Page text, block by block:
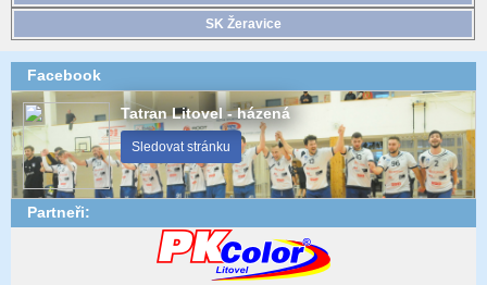
SK Žeravice
Facebook
Tatran Litovel - házená
Sledovat stránku
Partneři: